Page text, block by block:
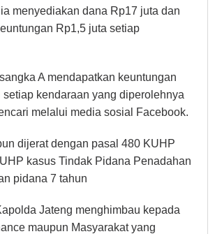
menyediakan dana Rp17 juta dan
Rp1,5 juta setiap
A mendapatkan keuntungan
setiap kendaraan yang diperolehnya
melalui media sosial Facebook.
dijerat dengan pasal 480 KUHP
kasus Tindak Pidana Penadahan
pidana 7 tahun
Jateng menghimbau kepada
maupun Masyarakat yang